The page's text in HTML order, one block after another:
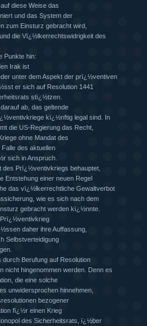
diese Weise das
und das System der
zum Einsturz gebracht wird,
die Vï¿½lkerrechtswidrigkeit des
Punkte hin:
Irak ist
unter dem Aspekt der prï¿½ventiven
er sich auf Resolution 1441
stï¿½tzen.
ab, das geltende
kï¿½nftig legal sind. In
die US-Regierung das Recht,
ohne Mandat des
des aktuellen
sich in Anspruch.
des Prï¿½ventivkriegs behauptet,
Entstehung einer neuen Regel
das vï¿½lkerrechtliche Gewaltverbot
wie es sich nach dem
gebracht werden kï¿½nnte.
Prï¿½ventivkrieg
daher ihre Auffassung,
Selbstverteidigung
durch Berufung auf Resolution
nicht hingenommen werden. Denn es
die eine solche
unwidersprochen hinnehmen,
bezogener
fï¿½r einen Krieg
des Sicherheitsrats, ï¿½ber